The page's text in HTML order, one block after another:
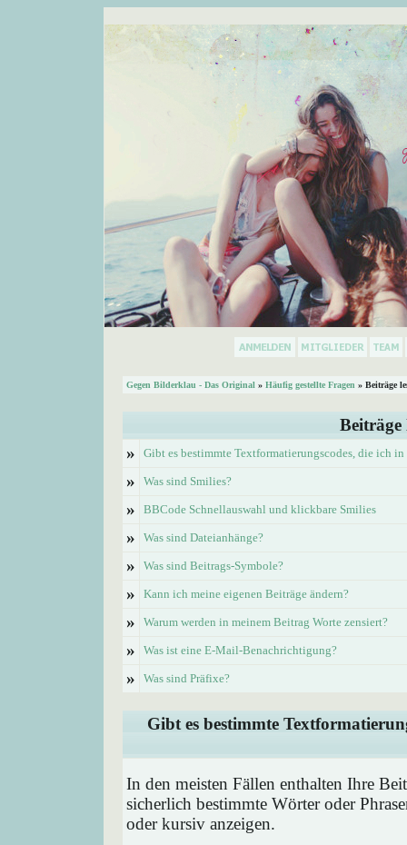
Gegen Bilderklau - Das Original » Häufig gestellte Fragen » Beiträge
Beiträge
»
Gibt es bestimmte Textformatierungscodes, die ich
» Was sind Smilies?
» BBCode Schnellauswahl und klickbare Smilies
» Was sind Dateianhänge?
» Was sind Beitrags-Symbole?
» Kann ich meine eigenen Beiträge ändern?
» Warum werden in meinem Beitrag Worte zensiert?
» Was ist eine E-Mail-Benachrichtigung?
» Was sind Präfixe?
Gibt es bestimmte
In den meisten Fällen enthalten Ihre
sicherlich bestimmte Wörter oder
oder kursiv anzeigen.